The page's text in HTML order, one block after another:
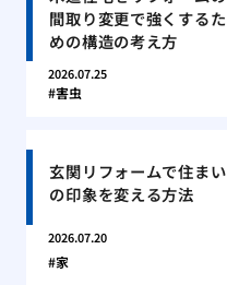
間取り変更で強くするた
めの構造の考え方
2026.07.25
害虫
玄関リフォームで住まい
の印象を変える方法
2026.07.20
家